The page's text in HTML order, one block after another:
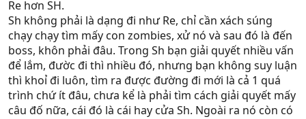
Re hơn SH.
Sh không phải là dạng đi như Re, chỉ cần xách súng
chạy chạy tìm mấy con zombies, xử nó và sau đó là đến
boss, khôn phải đâu. Trong Sh bạn giải quyết nhiều vấn
để lắm, đườc đi thì nhiều đó, nhưng bạn không suy luận
thì khoỉ đi luôn, tìm ra được đường đi mới là cả 1 quá
trình chứ ít đâu, chưa kể là phải tìm cách giải quyết mấy
câu đố nữa, cái đó là cái hay cửa Sh. Ngoài ra nó còn có